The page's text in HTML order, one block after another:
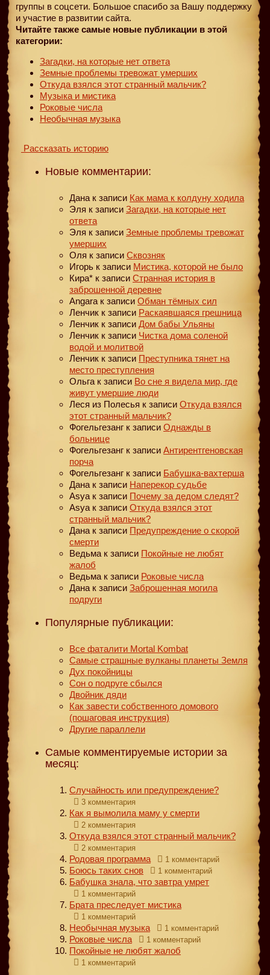
группы в соцсети. Большое спасибо за Вашу поддержку
и участие в развитии сайта.
Читайте также самые новые публикации в этой
категории:
Загадки, на которые нет ответа
Земные проблемы тревожат умерших
Откуда взялся этот странный мальчик?
Музыка и мистика
Роковые числа
Необычная музыка
Рассказать историю
Новые комментарии:
Дана к записи Как мама к колдуну ходила
Эля к записи Загадки, на которые нет
ответа
Эля к записи Земные проблемы тревожат
умерших
Оля к записи Сквозняк
Игорь к записи Мистика, которой не было
Кира* к записи Странная история в
заброшенной деревне
Angara к записи Обман тёмных сил
Ленчик к записи Раскаявшаяся грешница
Ленчик к записи Дом бабы Ульяны
Ленчик к записи Чистка дома соленой
водой и молитвой
Ленчик к записи Преступника тянет на
место преступления
Ольга к записи Во сне я видела мир, где
живут умершие люди
Леся из Полесья к записи Откуда взялся
этот странный мальчик?
Фогельгезанг к записи Однажды в
больнице
Фогельгезанг к записи Антирентгеновская
порча
Фогельгезанг к записи Бабушка-вахтерша
Дана к записи Наперекор судьбе
Asya к записи Почему за дедом следят?
Asya к записи Откуда взялся этот
странный мальчик?
Дана к записи Предупреждение о скорой
смерти
Ведьма к записи Покойные не любят
жалоб
Ведьма к записи Роковые числа
Дана к записи Заброшенная могила
подруги
Популярные публикации:
Все фаталити Mortal Kombat
Самые страшные вулканы планеты Земля
Дух покойницы
Сон о подруге сбылся
Двойник дяди
Как завести собственного домового
(пошаговая инструкция)
Другие параллели
Самые комментируемые истории за
месяц:
Случайность или предупреждение?
3 комментария
Как я вымолила маму у смерти
2 комментария
Откуда взялся этот странный мальчик?
2 комментария
Родовая программа 1 комментарий
Боюсь таких снов 1 комментарий
Бабушка знала, что завтра умрет
1 комментарий
Брата преследует мистика
1 комментарий
Необычная музыка 1 комментарий
Роковые числа 1 комментарий
Покойные не любят жалоб
1 комментарий